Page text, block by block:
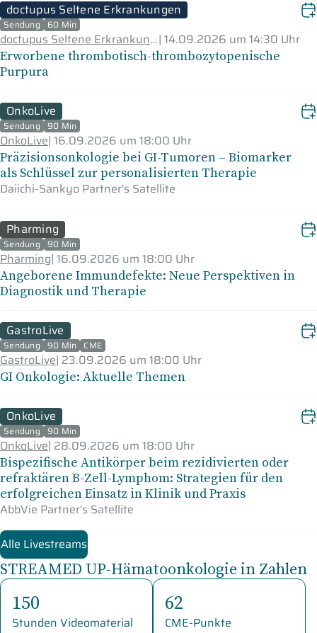
doctupus Seltene Erkrankungen
Sendung 60 Min
doctupus Seltene Erkrankungen| 14.09.2026 um 14:30 Uhr
Erworbene thrombotisch-thrombozytopenische
Purpura
OnkoLive
Sendung 90 Min
OnkoLive| 16.09.2026 um 18:00 Uhr
Präzisionsonkologie bei GI-Tumoren – Biomarker
als Schlüssel zur personalisierten Therapie
Daiichi-Sankyo Partner's Satellite
Pharming
Sendung 90 Min
Pharming| 16.09.2026 um 18:00 Uhr
Angeborene Immundefekte: Neue Perspektiven in
Diagnostik und Therapie
GastroLive
Sendung 90 Min CME
GastroLive| 23.09.2026 um 18:00 Uhr
GI Onkologie: Aktuelle Themen
OnkoLive
Sendung 90 Min
OnkoLive| 28.09.2026 um 18:00 Uhr
Bispezifische Antikörper beim rezidivierten oder
refraktären B-Zell-Lymphom: Strategien für den
erfolgreichen Einsatz in Klinik und Praxis
AbbVie Partner's Satellite
Alle Livestreams
STREAMED UP-Hämatoonkologie in Zahlen
150
Stunden Videomaterial
62
CME-Punkte